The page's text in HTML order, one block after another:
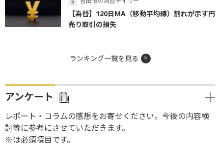
【為替】120日MA（移動平均線）割れが示す円
売り取引の損失
ランキング一覧を見る
アンケート
レポート・コラムの感想をお寄せください。今後の内容検
討等に参考にさせていただきます。
※は必須項目です。